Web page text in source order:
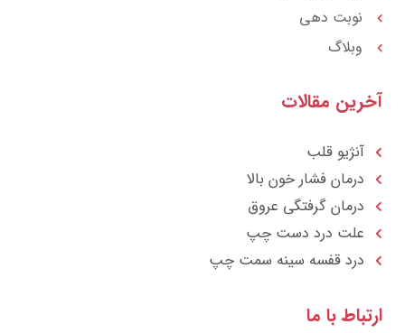
نوبت دهی
وبلاگ
آخرین مقالات
آنژیو قلب
درمان فشار خون بالا
درمان گرفتگی عروق
علت درد دست چپ
درد قفسه سينه سمت چپ
ارتباط با ما